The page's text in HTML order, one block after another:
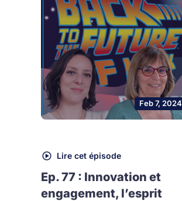
Feb 7, 2024
Lire cet épisode
Ep. 77 : Innovation et
engagement, l’esprit